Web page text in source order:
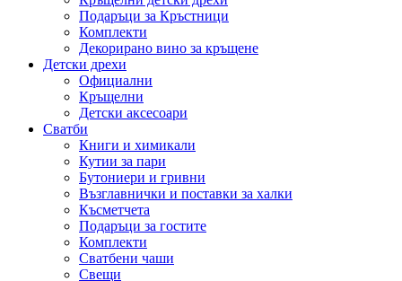
Подаръци за Кръстници
Комплекти
Декорирано вино за кръщене
Детски дрехи
Официални
Кръщелни
Детски аксесоари
Сватби
Книги и химикали
Кутии за пари
Бутониери и гривни
Възглавнички и поставки за халки
Късметчета
Подаръци за гостите
Комплекти
Сватбени чаши
Свещи